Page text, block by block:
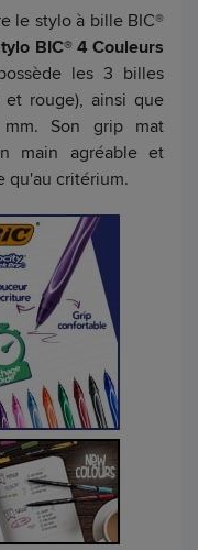
le stylo à bille BIC®
BIC® 4 Couleurs
les 3 billes
et rouge), ainsi que
Son grip mat
main agréable et
qu'au critérium.